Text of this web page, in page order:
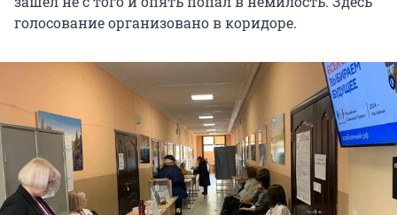
голосование организовано в коридоре.